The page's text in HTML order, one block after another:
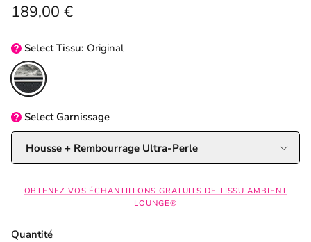
Prix habituel
189,00 €
SelectTissu: Original
Original
Select Garnissage
Housse + Rembourrage Ultra-Perle
OBTENEZ VOS ÉCHANTILLONS GRATUITS DE TISSU AMBIENT
LOUNGE®
Quantité